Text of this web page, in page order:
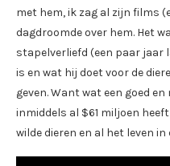
met hem, ik zag al zijn films
dagdroomde over hem. Het
stapelverliefd (een paar jaar
is en wat hij doet voor de
geven. Want wat een goed
inmiddels al $61 miljoen
wilde dieren en al het leven in